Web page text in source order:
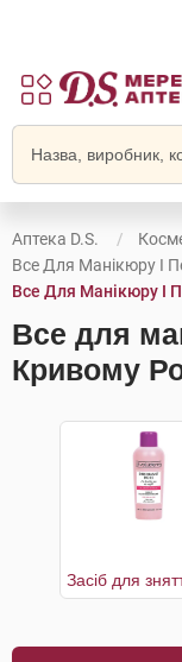
Аптека D.S.
Все Для Манікюру І
Все Для Манікюру І
Все для
Кривому